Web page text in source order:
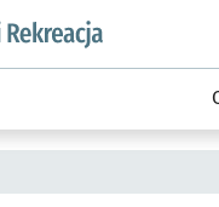
podserwis: Sport